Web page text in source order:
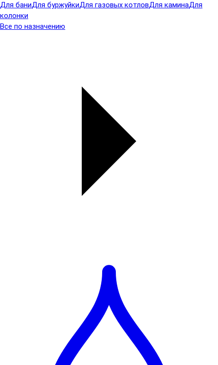
Для баниДля буржуйкиДля газовых котловДля каминаДля
колонки
Все по назначению